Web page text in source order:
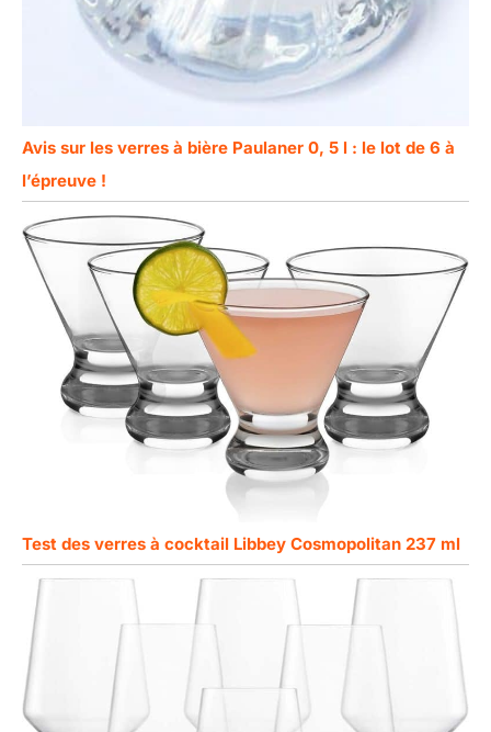
Avis sur les verres à bière Paulaner 0, 5 l : le lot de 6 à
l’épreuve !
Test des verres à cocktail Libbey Cosmopolitan 237 ml